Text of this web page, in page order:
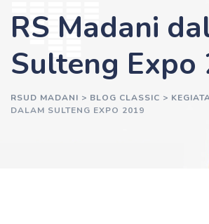
RS Madani
Sulteng Expo
RSUD MADANI > BLOG CLASSIC >
DALAM SULTENG EXPO 2019